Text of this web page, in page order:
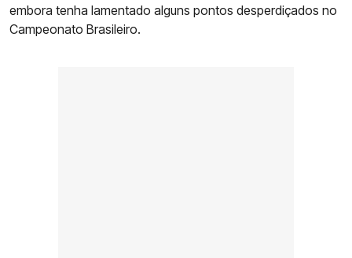
embora tenha lamentado alguns pontos desperdiçados no
Campeonato Brasileiro.